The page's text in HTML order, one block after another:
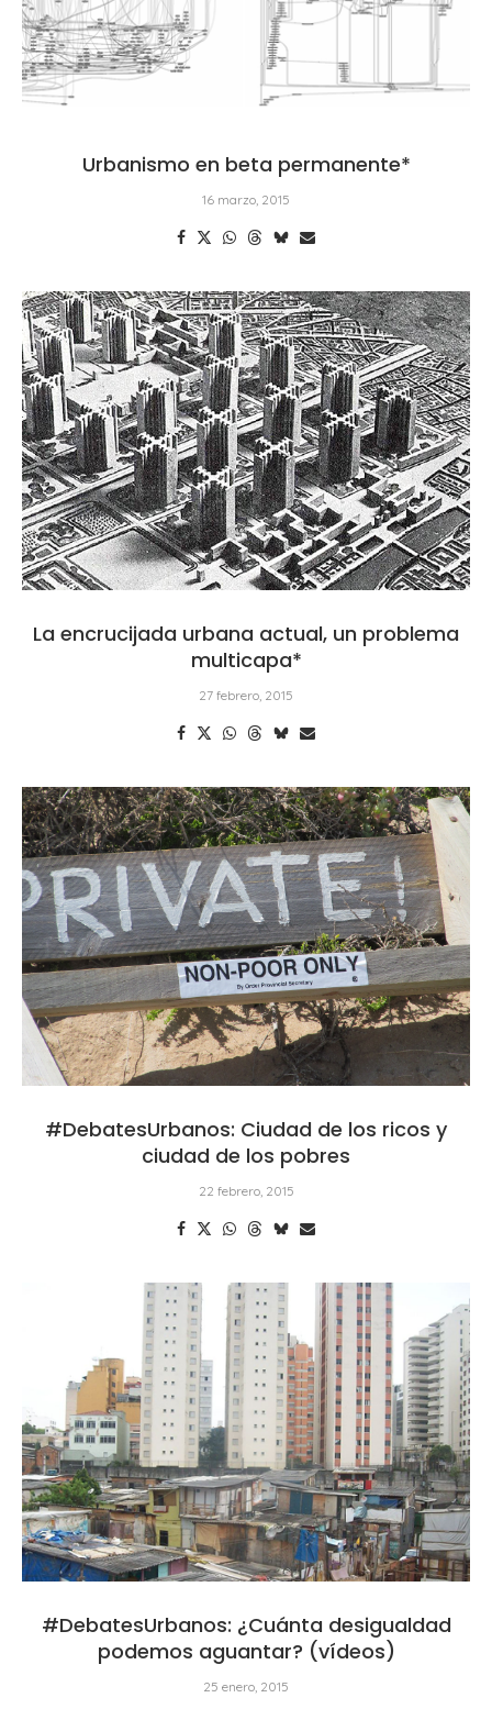
Urbanismo en beta permanente*
16 marzo, 2015
La encrucijada urbana actual, un problema
multicapa*
27 febrero, 2015
#DebatesUrbanos: Ciudad de los ricos y
ciudad de los pobres
22 febrero, 2015
#DebatesUrbanos: ¿Cuánta desigualdad
podemos aguantar? (vídeos)
25 enero, 2015